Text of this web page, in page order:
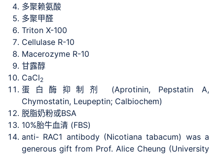
多聚赖氨酸
多聚甲醛
Triton X-100
Cellulase R-10
Macerozyme R-10
甘露醇
CaCl2
蛋白酶抑制剂 (Aprotinin, Pepstatin A,
Chymostatin, Leupeptin; Calbiochem)
脱脂奶粉或BSA
10%胎牛血清 (FBS)
anti- RAC1 antibody (Nicotiana tabacum) was a
generous gift from Prof. Alice Cheung (University